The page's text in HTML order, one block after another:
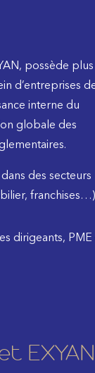
possède plus
d’entreprises
interne du
globale des
des secteurs
dirigeants, PME